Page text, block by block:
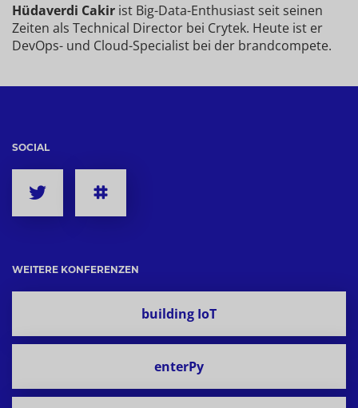
Hüdaverdi Cakir ist Big-Data-Enthusiast seit seinen
Zeiten als Technical Director bei Crytek. Heute ist er
DevOps- und Cloud-Specialist bei der brandcompete.
SOCIAL
WEITERE KONFERENZEN
building IoT
enterPy